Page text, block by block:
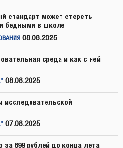
стандарт может стереть
бедными в школе
08.08.2025
среда и как с ней
08.08.2025
исследовательской
07.08.2025
за 699 рублей до конца лета